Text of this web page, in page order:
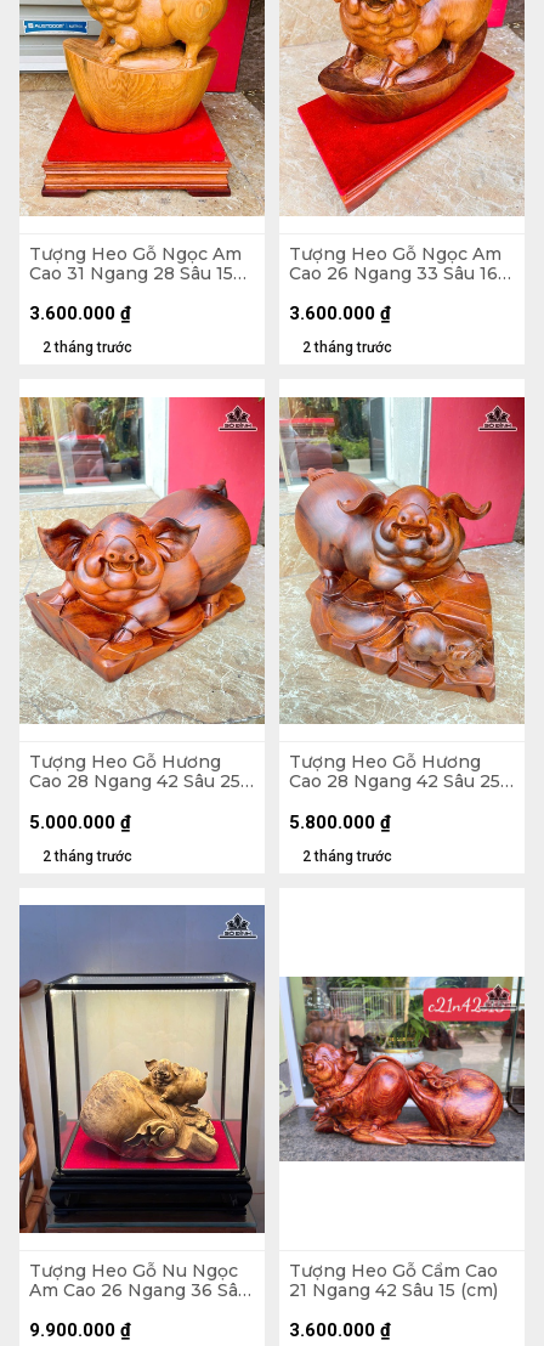
Tượng Heo Gỗ Ngọc Am
Cao 31 Ngang 28 Sâu 15
2 tháng trước
3.600.000 ₫
Tượng Heo Gỗ Ngọc Am
Cao 26 Ngang 33 Sâu 16
2 tháng trước
3.600.000 ₫
Tượng Heo Gỗ Hương
Cao 28 Ngang 42 Sâu 25
2 tháng trước
5.000.000 ₫
Tượng Heo Gỗ Hương
Cao 28 Ngang 42 Sâu 25
2 tháng trước
5.800.000 ₫
Tượng Heo Gỗ Nu Ngọc
Am Cao 26 Ngang 36 Sâu
x 30 (cm)
9.900.000 ₫
Tượng Heo Gỗ Cẩm Cao
21 Ngang 42 Sâu 15 (cm)
3.600.000 ₫